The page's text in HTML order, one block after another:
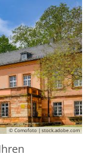
© Comofoto | stock.adobe.com